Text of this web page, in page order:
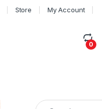
Store My Account
0
Search for: